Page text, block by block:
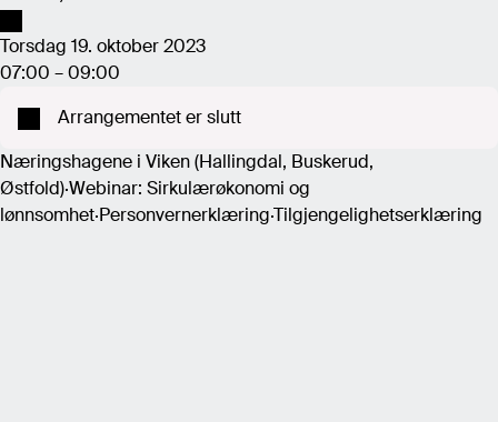
Torsdag 19. oktober 2023
07:00 – 09:00
Arrangementet er slutt
Næringshagene i Viken (Hallingdal, Buskerud,
Østfold)·Webinar: Sirkulærøkonomi og
lønnsomhet·Personvernerklæring·Tilgjengelighetserklæring